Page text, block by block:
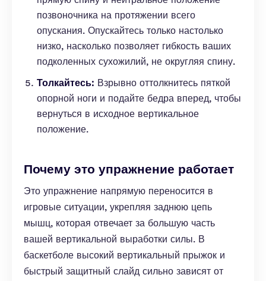
позвоночника на протяжении всего
опускания. Опускайтесь только настолько
низко, насколько позволяет гибкость ваших
подколенных сухожилий, не округляя спину.
Толкайтесь: Взрывно оттолкнитесь пяткой
опорной ноги и подайте бедра вперед, чтобы
вернуться в исходное вертикальное
положение.
Почему это упражнение работает
Это упражнение напрямую переносится в
игровые ситуации, укрепляя заднюю цепь
мышц, которая отвечает за большую часть
вашей вертикальной выработки силы. В
баскетболе высокий вертикальный прыжок и
быстрый защитный слайд сильно зависят от